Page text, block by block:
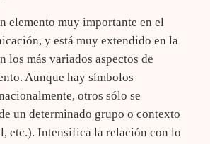
elemento muy importante en el
y está muy extendido en la
los más variados aspectos de
Aunque hay símbolos
otros sólo se
un determinado grupo o contexto
etc.). Intensifica la relación con lo